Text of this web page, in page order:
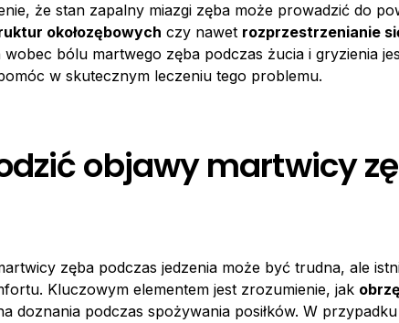
że stan zapalny miazgi zęba może prowadzić do
okołozębowych czy nawet rozprzestrzenianie
wobec bólu martwego zęba podczas żucia i gryzienia
w skutecznym leczeniu tego problemu.
objawy martwicy
zęba podczas jedzenia może być trudna, ale
Kluczowym elementem jest zrozumienie, jak
doznania podczas spożywania posiłków. W